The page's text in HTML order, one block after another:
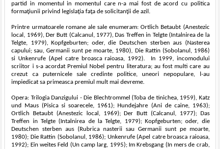
partid in momentul in momentul care n-a mai fost de acord cu politica
formaţiunii privind legislaţia faţa de solicitanţii de azil.
Printre urmatoarele romane ale sale enumeram: Ortlich Betaubt (Anestezic
local, 1969), Der Butt (Calcanul, 1977), Das Treffen in Telgte (Intalnirea de la
Telgte, 1979), Kopfgeburten; oder, die Deutschen sterben aus (Nasterea
capului; sau, Germanii sunt pe moarte, 1980), Die Rattin (Sobolanul, 1986)
si Unkenrufe (Apel catre broasca raioasa, 1992). In 1999, incomodului
scriitor i s-a acordat Premiul Nobel pentru literatura; au fost multi care au
crezut ca puternicele sale credinte politice, uneori nepopulare, l-au
impiedicat sa primeasca premiul mult mai devreme.
Opera: Trilogia Danzigului - Die Blechtrommel (Toba de tinichea, 1959), Katz
und Maus (Pisica si soarecele, 1961); Hundejahre (Ani de caine, 1963);
Ortlich Betaubt (Anestezic local, 1969); Der Butt (Calcanul, 1977); Das
Treffen in Telgte (Intalnirea de la Telgte, 1979); Kopfgeburten; oder, die
Deutschen sterben aus (Rubrica nasterii sau Germanii sunt pe moarte,
1980); Die Rattin (Sobolanul, 1986); Unkenrufe (Apel catre broasca raioasa,
1992); Ein weites Feld (Un camp larg, 1995); Im Krebsgang (In mers de crab,